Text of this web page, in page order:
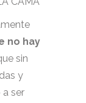
no hay
sin
y
a ser